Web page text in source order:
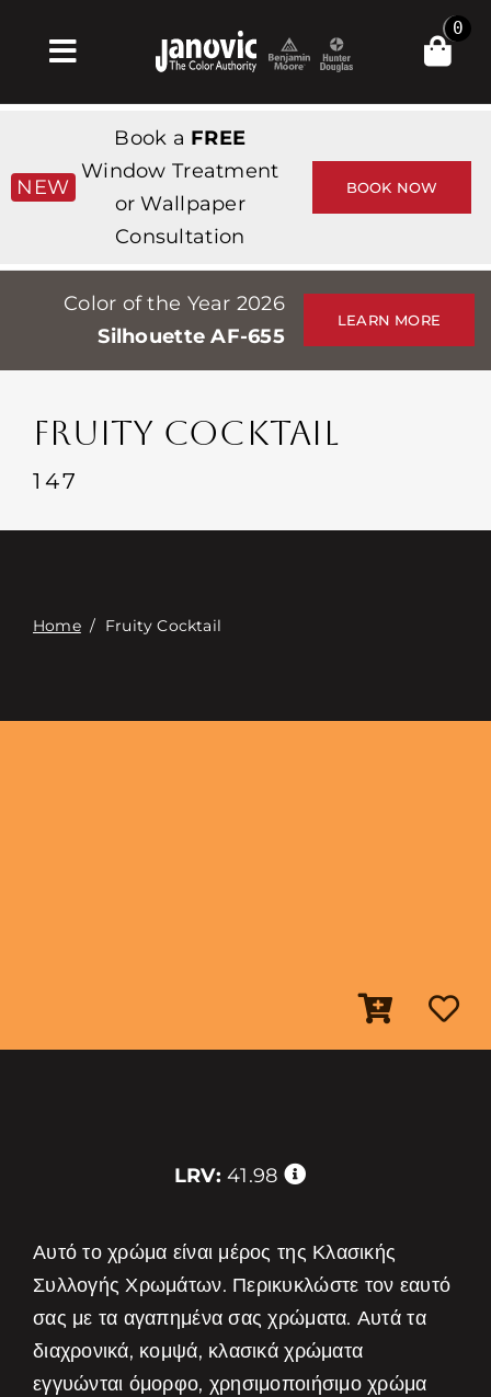
Toggle
Navigation
Products & Services
Κατάστημα
Professionals
Stores
Εκδηλώσεις
Επαφή
0
NEW
Book a FREE
Window Treatment
or Wallpaper
Consultation
BOOK NOW
Color of the Year 2026
Silhouette AF-655
LEARN MORE
FRUITY COCKTAIL
147
Home/ Fruity Cocktail
LRV: 41.98
Αυτό το χρώμα είναι μέρος της Κλασικής
Συλλογής Χρωμάτων. Περικυκλώστε τον εαυτό
σας με τα αγαπημένα σας χρώματα. Αυτά τα
διαχρονικά, κομψά, κλασικά χρώματα
εγγυώνται όμορφο, χρησιμοποιήσιμο χρώμα